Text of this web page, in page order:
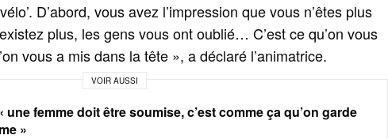
D’abord, vous avez l’impression que vous n’êtes plus
plus, les gens vous ont oublié… C’est ce qu’on vous
vous a mis dans la tête », a déclaré l’animatrice.
VOIR AUSSI
une femme doit être soumise, c’est comme ça qu’on garde
»